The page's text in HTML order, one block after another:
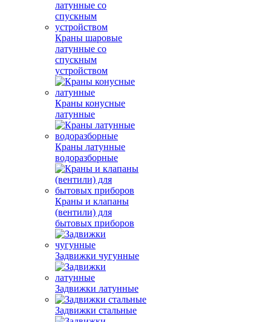
Краны шаровые
латунные со
спускным
устройством
Краны конусные
латунные
Краны латунные
водоразборные
Краны и клапаны
(вентили) для
бытовых приборов
Задвижки чугунные
Задвижки латунные
Задвижки стальные